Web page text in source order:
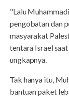
"Lalu
pengobatan dan
masyarakat
tentara Israel
ungkapnya.
Tak hanya itu,
bantuan paket